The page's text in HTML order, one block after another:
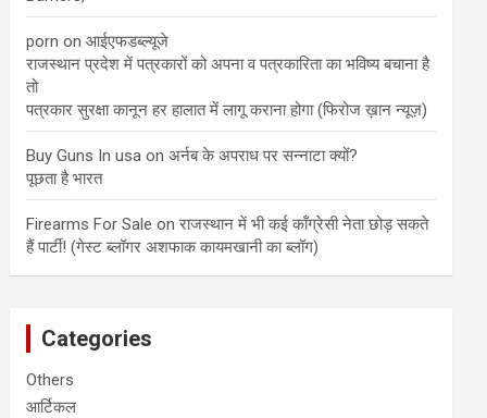
porn onआईएफडब्ल्यूजे
राजस्थान प्रदेश में पत्रकारों को‌ अपना व पत्रकारिता का भविष्य बचाना है
तो
पत्रकार सुरक्षा कानून हर हालात में लागू कराना होगा (फिरोज ख़ान न्यूज़)
Buy Guns In usa onअर्नब के अपराध पर सन्नाटा क्यों?
पूछता है भारत
Firearms For Sale onराजस्थान में भी कई कॉंग्रेसी नेता छोड़ सकते
हैं पार्टी! (गेस्ट ब्लॉगर अशफाक कायमखानी का ब्लॉग)
Categories
Others
आर्टिकल